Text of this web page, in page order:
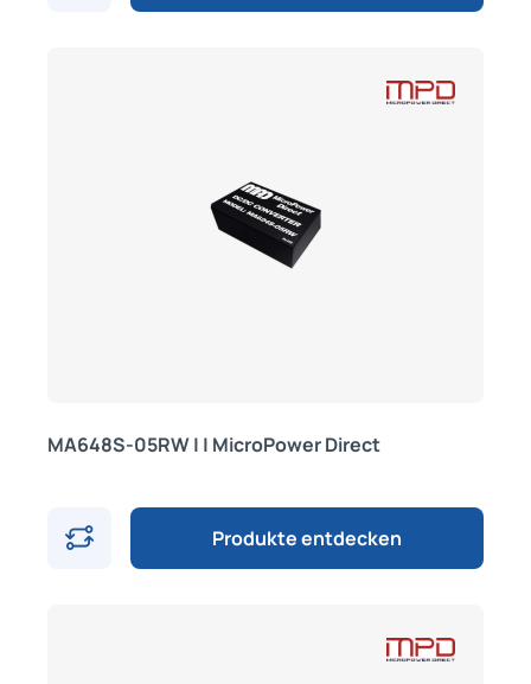
MA648S-05RW | | MicroPower Direct
Produkte entdecken